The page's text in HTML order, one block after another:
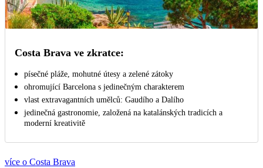
Costa Brava ve zkratce:
písečné pláže, mohutné útesy a zelené zátoky
ohromující Barcelona s jedinečným charakterem
vlast extravagantních umělců: Gaudího a Dalího
jedinečná gastronomie, založená na katalánských tradicích a
moderní kreativitě
více o Costa Brava